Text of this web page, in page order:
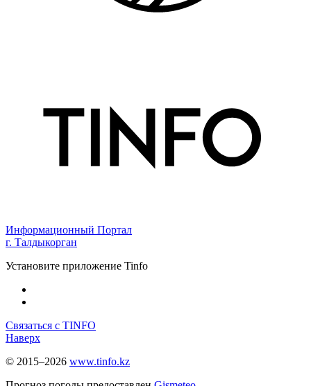
Информационный Портал
г. Талдыкорган
Установите приложение Tinfo
Связаться с TINFO
Наверх
© 2015–2026 www.tinfo.kz